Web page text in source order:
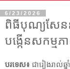
6/23/2026
ពិធីបុណ្យសែន
បង្កើនសកម្មភ
បរទេស៖ ជារៀងរាល់